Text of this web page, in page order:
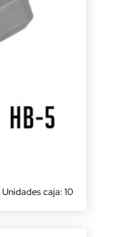
Unidades caja: 10